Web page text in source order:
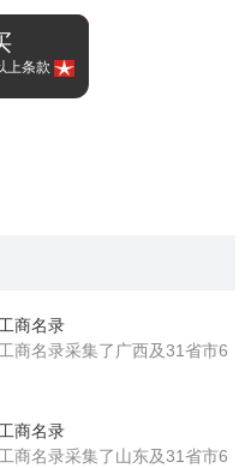
上条款
商名录
商名录采集了广西及31省市6
商名录
商名录采集了山东及31省市6